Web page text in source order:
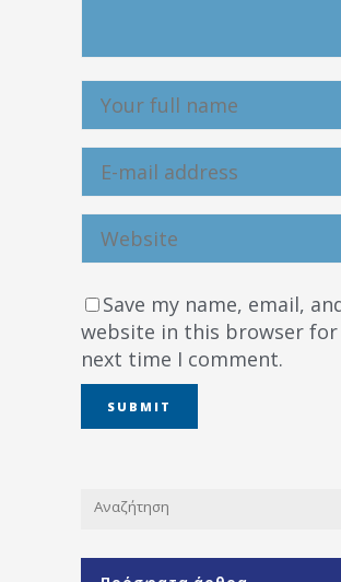
Save my name, email,
website in this browser
next time I comment.